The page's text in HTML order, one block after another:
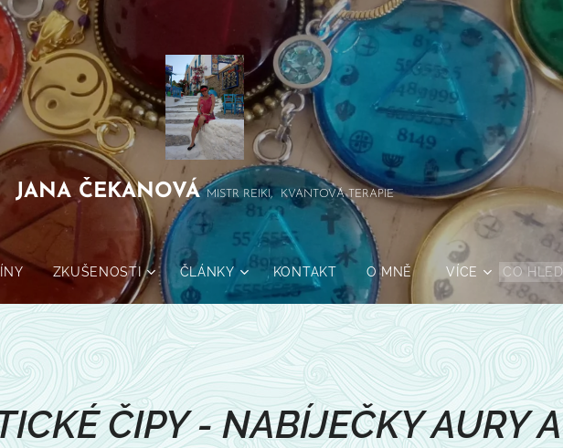
JANA ČEKANOVÁ MISTR REIKI, KVANTOVÁ TERAPIE
ZKUŠENOSTI ČLÁNKY KONTAKT O MNĚ VÍCE
ČIPY - NABÍJEČKY AURY A